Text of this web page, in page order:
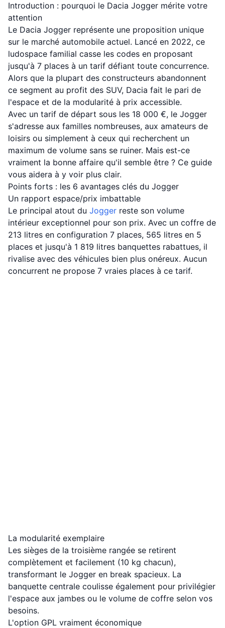
Introduction : pourquoi le Dacia Jogger mérite votre
attention
Le Dacia Jogger représente une proposition unique
sur le marché automobile actuel. Lancé en 2022, ce
ludospace familial casse les codes en proposant
jusqu'à 7 places à un tarif défiant toute concurrence.
Alors que la plupart des constructeurs abandonnent
ce segment au profit des SUV, Dacia fait le pari de
l'espace et de la modularité à prix accessible.
Avec un tarif de départ sous les 18 000 €, le Jogger
s'adresse aux familles nombreuses, aux amateurs de
loisirs ou simplement à ceux qui recherchent un
maximum de volume sans se ruiner. Mais est-ce
vraiment la bonne affaire qu'il semble être ? Ce guide
vous aidera à y voir plus clair.
Points forts : les 6 avantages clés du Jogger
Un rapport espace/prix imbattable
Le principal atout du Jogger reste son volume
intérieur exceptionnel pour son prix. Avec un coffre de
213 litres en configuration 7 places, 565 litres en 5
places et jusqu'à 1 819 litres banquettes rabattues, il
rivalise avec des véhicules bien plus onéreux. Aucun
concurrent ne propose 7 vraies places à ce tarif.
La modularité exemplaire
Les sièges de la troisième rangée se retirent
complètement et facilement (10 kg chacun),
transformant le Jogger en break spacieux. La
banquette centrale coulisse également pour privilégier
l'espace aux jambes ou le volume de coffre selon vos
besoins.
L'option GPL vraiment économique